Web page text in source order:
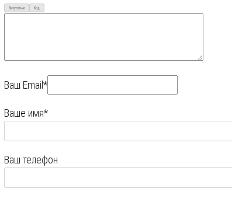
Визуально Код
Ваш Email*
Ваше имя*
Ваш телефон